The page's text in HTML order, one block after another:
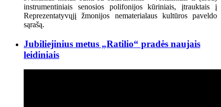
instrumentiniais senosios polifonijos kūriniais, įtrauktais į
Reprezentatyvųjį žmonijos nematerialaus kultūros paveldo
sąrašą.
Jubiliejinius metus „Ratilio“ pradės naujais
leidiniais